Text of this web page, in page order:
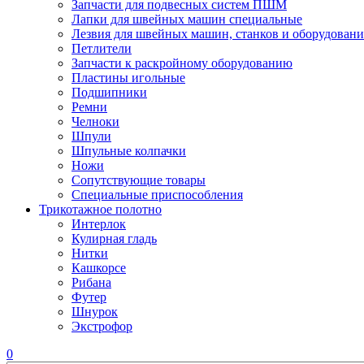
Запчасти для подвесных систем ПШМ
Лапки для швейных машин специальные
Лезвия для швейных машин, станков и
Петлители
Запчасти к раскройному оборудованию
Пластины игольные
Подшипники
Ремни
Челноки
Шпули
Шпульные колпачки
Ножи
Сопутствующие товары
Специальные приспособления
Трикотажное полотно
Интерлок
Кулирная гладь
Нитки
Кашкорсе
Рибана
Футер
Шнурок
Экстрофор
0